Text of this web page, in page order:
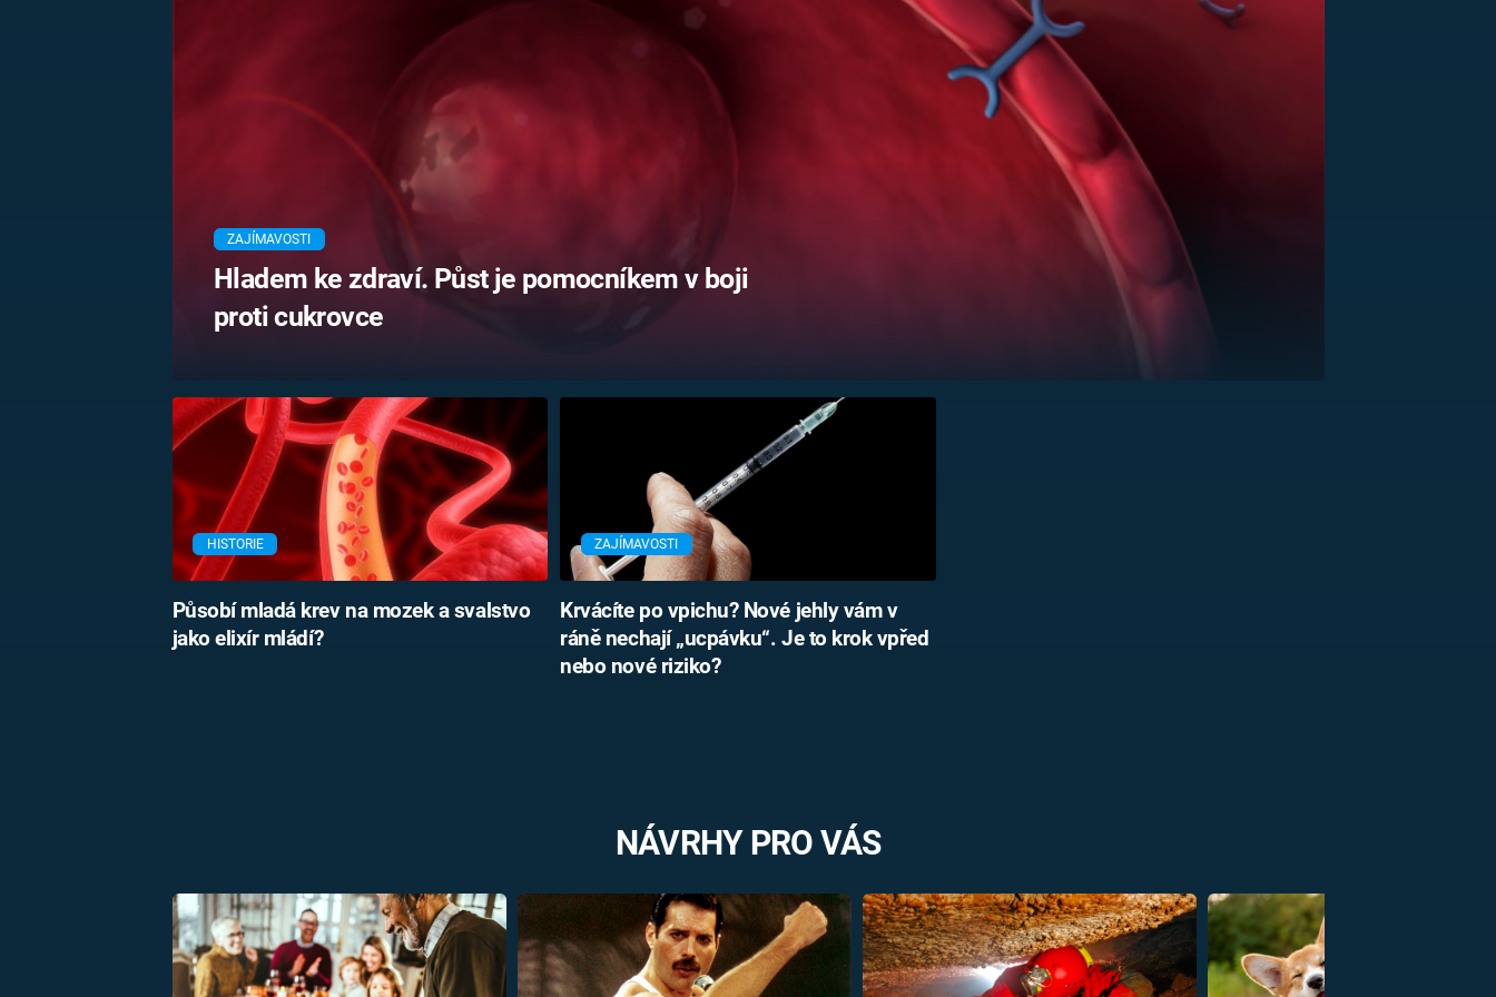
NAPOLEON
BONAPARTE
KRÁLOVSKÁ
RODINA
MIMOZEMŠŤANÉ
UTAJENÉ PŘÍBĚHY
ČESKÝCH DĚJIN
FILMY VERSUS
REALITA
HORORY VERSUS
ZAJÍMAVOSTI
Hladem ke zdraví. Půst je pomocníkem v boji
proti cukrovce
HISTORIE
Působí mladá krev na mozek a svalstvo
jako elixír mládí?
ZAJÍMAVOSTI
Krvácíte po vpichu? Nové jehly vám v
ráně nechají „ucpávku“. Je to krok vpřed
nebo nové riziko?
NÁVRHY PRO VÁS